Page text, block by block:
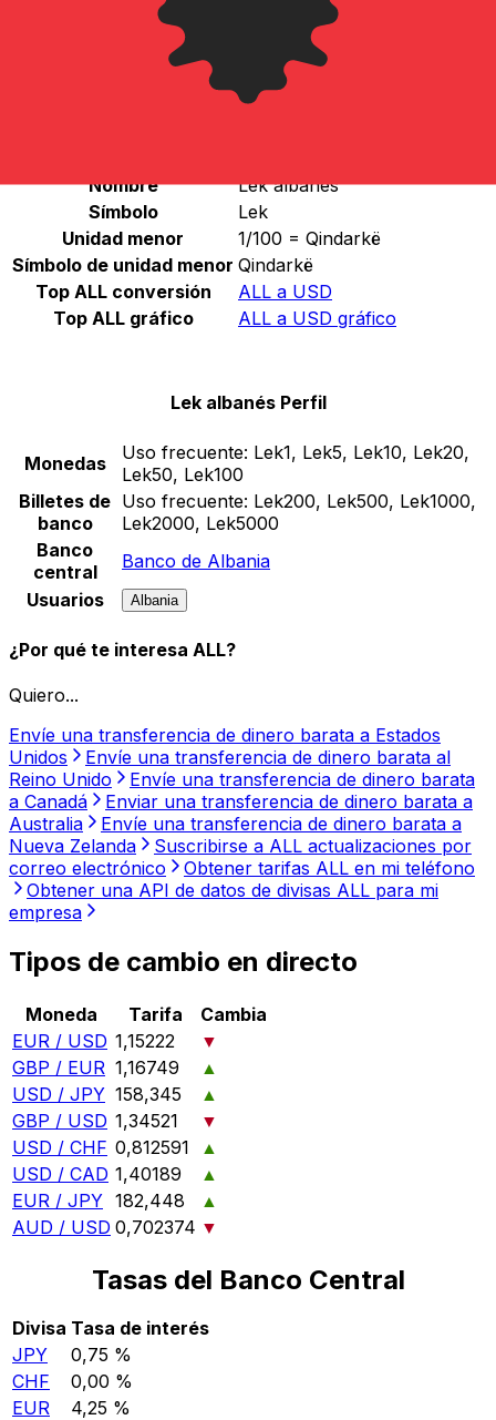
Seleccione una divisa
Continuar
Nombre
Lek albanés
Símbolo
Lek
Unidad menor
1/100 = Qindarkë
Símbolo de unidad menor Qindarkë
Top ALL conversión
ALL a USD
Top ALL gráfico
ALL a USD gráfico
Lek albanés Perfil
Monedas Uso frecuente: Lek1, Lek5, Lek10, Lek20,
Lek50, Lek100
Billetes de
banco
Uso frecuente: Lek200, Lek500, Lek1000,
Lek2000, Lek5000
Banco
central
Banco de Albania
Usuarios
Albania
¿Por qué te interesa ALL?
Quiero...
Envíe una transferencia de dinero barata a Estados
Unidos
Envíe una transferencia de dinero barata al
Reino Unido
Envíe una transferencia de dinero barata
a Canadá
Enviar una transferencia de dinero barata a
Australia
Envíe una transferencia de dinero barata a
Nueva Zelanda
Suscribirse a ALL actualizaciones por
correo electrónico
Obtener tarifas ALL en mi teléfono
Obtener una API de datos de divisas ALL para mi
empresa
Tipos de cambio en directo
Moneda Tarifa
Cambia
EUR / USD 1,15222
▼
GBP / EUR 1,16749
▲
USD / JPY 158,345
▲
GBP / USD 1,34521
▼
USD / CHF 0,812591
▲
USD / CAD 1,40189
▲
EUR / JPY 182,448
▲
AUD / USD 0,702374 ▼
Tasas del Banco Central
Divisa Tasa de interés
JPY
0,75 %
CHF
0,00 %
EUR
4,25 %